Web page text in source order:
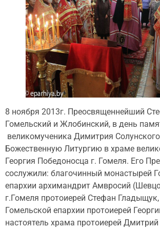
8 ноября 2013г. Преосвященнейший
Гомельский и Жлобинский, в день
великомученика Димитрия
Божественную Литургию в храме
Георгия Победоносца г. Гомеля. Его
сослужили: благочинный монастырей
епархии архимандрит Амвросий
г.Гомеля протоиерей Стефан Гладыщук,
Гомельской епархии протоиерей
настоятель храма протоиерей